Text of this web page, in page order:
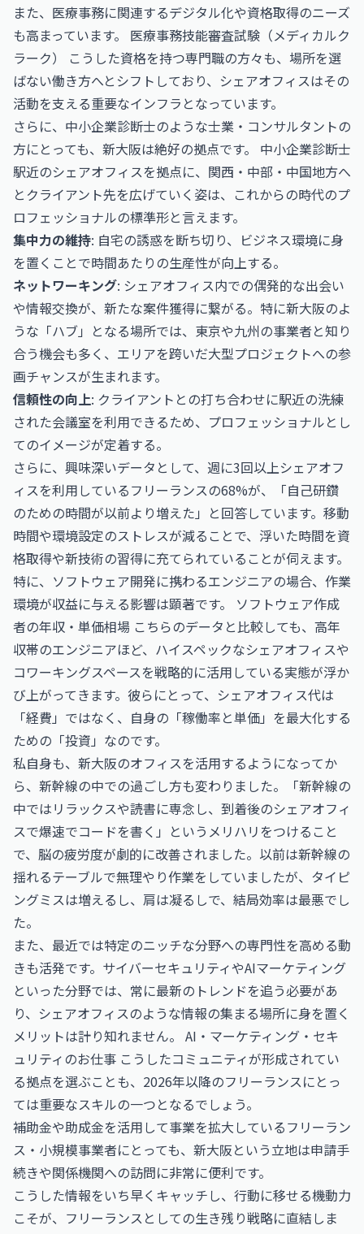
また、医療事務に関連するデジタル化や資格取得のニーズ
も高まっています。 医療事務技能審査試験（メディカルク
ラーク）
こうした資格を持つ専門職の方々も、場所を選
ばない働き方へとシフトしており、シェアオフィスはその
活動を支える重要なインフラとなっています。
さらに、中小企業診断士のような士業・コンサルタントの
方にとっても、新大阪は絶好の拠点です。 中小企業診断士
駅近のシェアオフィスを拠点に、関西・中部・中国地方へ
とクライアント先を広げていく姿は、これからの時代のプ
ロフェッショナルの標準形と言えます。
集中力の維持: 自宅の誘惑を断ち切り、ビジネス環境に身
を置くことで時間あたりの生産性が向上する。
ネットワーキング: シェアオフィス内での偶発的な出会い
や情報交換が、新たな案件獲得に繋がる。特に新大阪のよ
うな「ハブ」となる場所では、東京や九州の事業者と知り
合う機会も多く、エリアを跨いだ大型プロジェクトへの参
画チャンスが生まれます。
信頼性の向上: クライアントとの打ち合わせに駅近の洗練
された会議室を利用できるため、プロフェッショナルとし
てのイメージが定着する。
さらに、興味深いデータとして、週に3回以上シェアオフ
ィスを利用しているフリーランスの68%が、「自己研鑽
のための時間が以前より増えた」と回答しています。移動
時間や環境設定のストレスが減ることで、浮いた時間を資
格取得や新技術の習得に充てられていることが伺えます。
特に、ソフトウェア開発に携わるエンジニアの場合、作業
環境が収益に与える影響は顕著です。 ソフトウェア作成
者の年収・単価相場 こちらのデータと比較しても、高年
収帯のエンジニアほど、ハイスペックなシェアオフィスや
コワーキングスペースを戦略的に活用している実態が浮か
び上がってきます。彼らにとって、シェアオフィス代は
「経費」ではなく、自身の「稼働率と単価」を最大化する
ための「投資」なのです。
私自身も、新大阪のオフィスを活用するようになってか
ら、新幹線の中での過ごし方も変わりました。「新幹線の
中ではリラックスや読書に専念し、到着後のシェアオフィ
スで爆速でコードを書く」というメリハリをつけること
で、脳の疲労度が劇的に改善されました。以前は新幹線の
揺れるテーブルで無理やり作業をしていましたが、タイピ
ングミスは増えるし、肩は凝るしで、結局効率は最悪でし
た。
また、最近では特定のニッチな分野への専門性を高める動
きも活発です。サイバーセキュリティやAIマーケティング
といった分野では、常に最新のトレンドを追う必要があ
り、シェアオフィスのような情報の集まる場所に身を置く
メリットは計り知れません。 AI・マーケティング・セキ
ュリティのお仕事 こうしたコミュニティが形成されてい
る拠点を選ぶことも、2026年以降のフリーランスにとっ
ては重要なスキルの一つとなるでしょう。
補助金や助成金を活用して事業を拡大しているフリーラン
ス・小規模事業者にとっても、新大阪という立地は申請手
続きや関係機関への訪問に非常に便利です。
こうした情報をいち早くキャッチし、行動に移せる機動力
こそが、フリーランスとしての生き残り戦略に直結しま